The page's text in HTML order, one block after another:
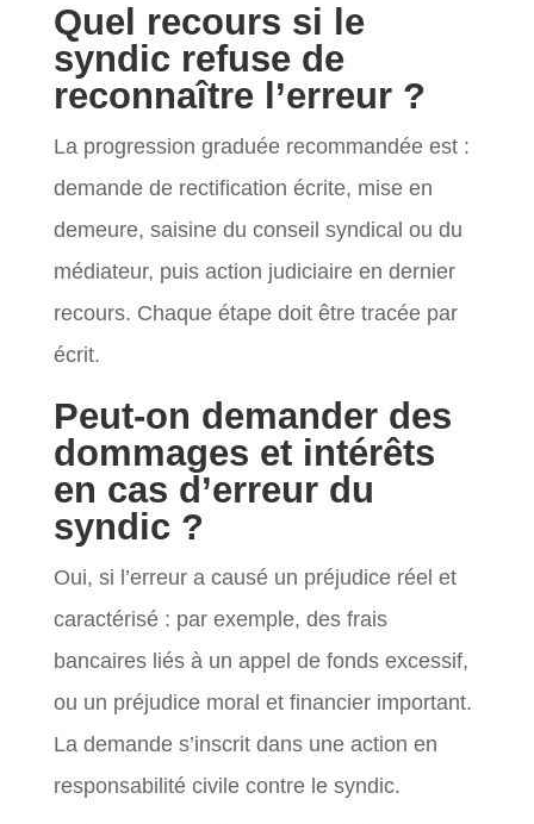
Quel recours si le
syndic refuse de
reconnaître l’erreur ?
La progression graduée recommandée est :
demande de rectification écrite, mise en
demeure, saisine du conseil syndical ou du
médiateur, puis action judiciaire en dernier
recours. Chaque étape doit être tracée par
écrit.
Peut-on demander des
dommages et intérêts
en cas d’erreur du
syndic ?
Oui, si l’erreur a causé un préjudice réel et
caractérisé : par exemple, des frais
bancaires liés à un appel de fonds excessif,
ou un préjudice moral et financier important.
La demande s’inscrit dans une action en
responsabilité civile contre le syndic.